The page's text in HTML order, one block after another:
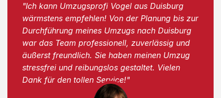
"Ich kann Umzugsprofi Vogel aus Duisburg
wärmstens empfehlen! Von der Planung bis zur
Durchführung meines Umzugs nach Duisburg
war das Team professionell, zuverlässig und
äußerst freundlich. Sie haben meinen Umzug
stressfrei und reibungslos gestaltet. Vielen
Dank für den tollen Service!"